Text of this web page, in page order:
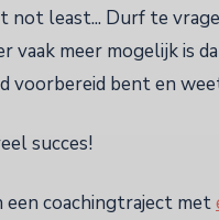
not least... Durf te
vaak meer mogelijk is
voorbereid bent en
succes!
een coachingtraject met